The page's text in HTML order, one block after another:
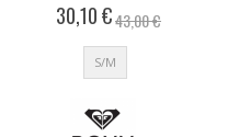
30,10 €43,00 €
S/M